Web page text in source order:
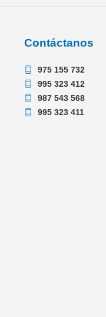
Contáctanos
975 155 732
995 323 412
987 543 568
995 323 411